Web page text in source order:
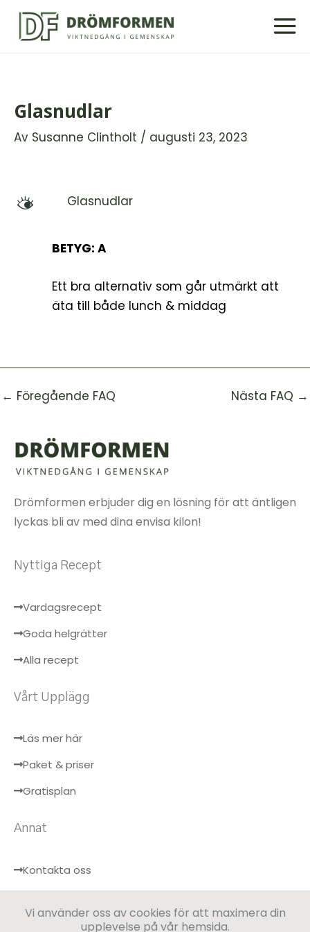
Hoppa
Glasnudlar
Av Susanne Clintholt / augusti 23, 2023
M Glasnudlar
BETYG: A
Ett bra alternativ som går utmärkt att
äta till både lunch & middag
← Föregående FAQ Nästa FAQ →
Drömformen erbjuder dig en lösning för att äntligen
lyckas bli av med dina envisa kilon!
Nyttiga Recept
Vardagsrecept
Goda helgrätter
Alla recept
Vårt Upplägg
Läs mer här
Paket & priser
Gratisplan
Annat
Kontakta oss
Vi använder oss av cookies för att maximera din
upplevelse på vår hemsida.